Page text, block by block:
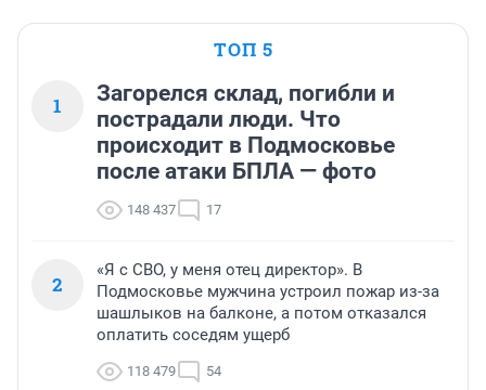
ТОП 5
1
Загорелся склад, погибли и
пострадали люди. Что
происходит в Подмосковье
после атаки БПЛА — фото
148 437 17
2
«Я с СВО, у меня отец директор». В
Подмосковье мужчина устроил пожар из-за
шашлыков на балконе, а потом отказался
оплатить соседям ущерб
118 479 54